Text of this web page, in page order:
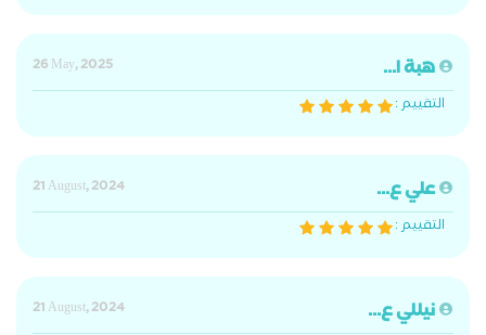
هبة ا...
26 May, 2025
التقييم :
علي ع...
21 August, 2024
التقييم :
نيللي ع...
21 August, 2024